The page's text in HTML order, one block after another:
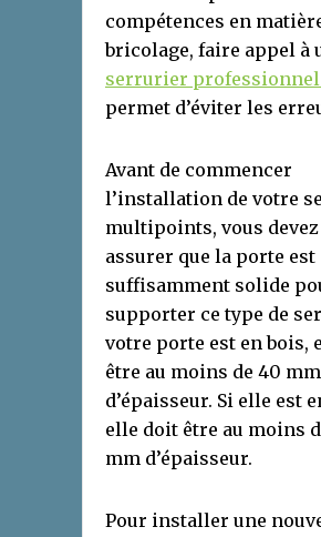
compétences en
bricolage, faire appel à
serrurier professionnel
permet d’éviter les
Avant de commencer
l’installation de votre
multipoints, vous devez
assurer que la porte est
suffisamment solide
supporter ce type de
votre porte est en bois,
être au moins de 40 mm
d’épaisseur. Si elle est
elle doit être au moins
mm d’épaisseur.
Pour installer une